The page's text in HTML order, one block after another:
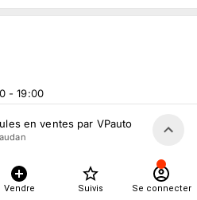
- 19:00
par VPAUTO FRANCE
en ventes par VPauto le 15 Mai
Vendre Suivis Se connecter